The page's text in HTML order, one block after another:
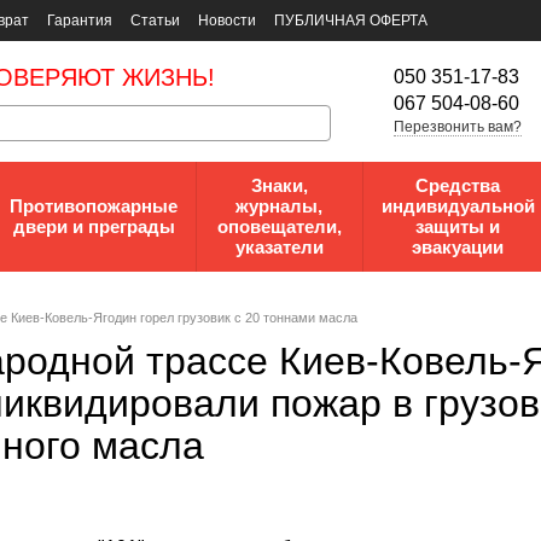
Гарантия Статьи Новости ПУБЛИЧНАЯ ОФЕРТА
ЖИЗНЬ!
050 351-17-83
067 504-08-60
Перезвонить вам?
Противопожарные
двери и преграды
Знаки,
журналы,
оповещатели,
указатели
Средства
индивидуальной
защиты и
эвакуации
Киев-Ковель-Ягодин горел грузовик с 20 тоннами масла
трассе Киев-Ковель-
пожар в
масла